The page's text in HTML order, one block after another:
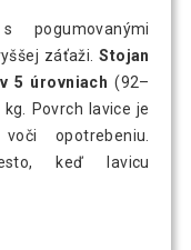
pogumovanými
záťaži.Stojan
5 úrovniach (92–
Povrch lavice je
opotrebeniu.
keď lavicu